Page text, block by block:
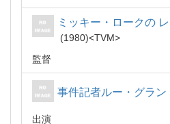
ミッキー・ロークの
1980
TVM
監督
事件記者ルー・グラン
出演